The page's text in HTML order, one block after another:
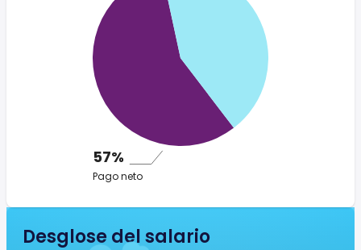
57%
Pago neto
Desglose del salario